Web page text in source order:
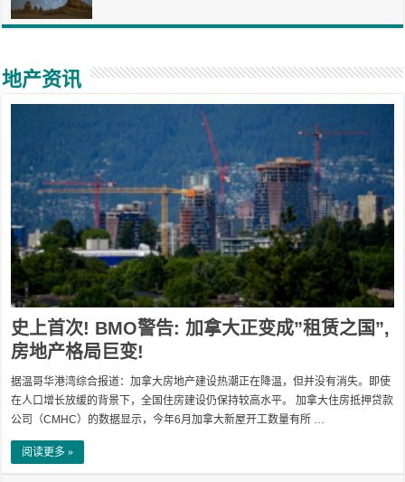
地产资讯
史上首次! BMO警告: 加拿大正变成”租赁之国”,
房地产格局巨变!
据温哥华港湾综合报道：加拿大房地产建设热潮正在降温，但并没有消失。即使
在人口增长放缓的背景下，全国住房建设仍保持较高水平。 加拿大住房抵押贷款
公司（CMHC）的数据显示，今年6月加拿大新屋开工数量有所 …
阅读更多 »